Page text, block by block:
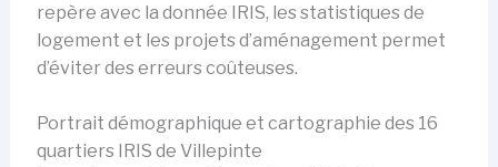
repère avec la donnée IRIS, les statistiques de
logement et les projets d’aménagement permet
d’éviter des erreurs coûteuses.
Portrait démographique et cartographie des 16
quartiers IRIS de Villepinte